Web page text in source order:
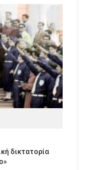
δικτατορία